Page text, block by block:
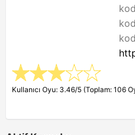
Kullanıcı Oyu: 3.46/5 (Toplam: 106